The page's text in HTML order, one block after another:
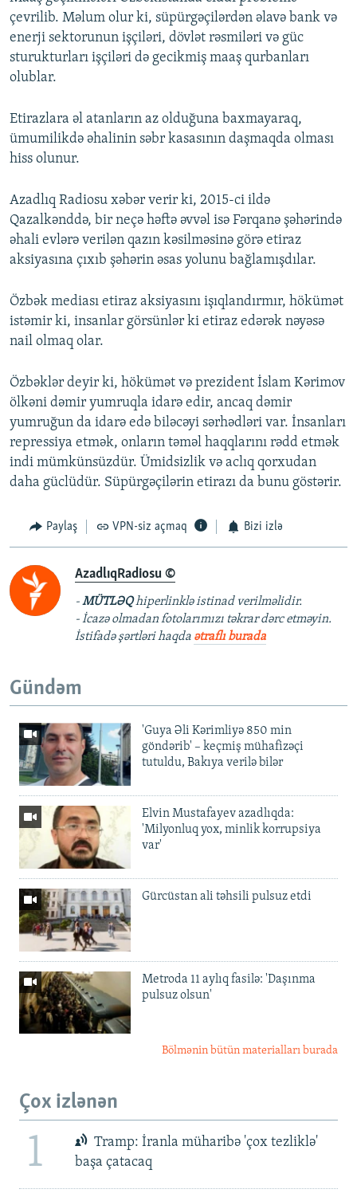
çevrilib. Məlum olur ki, süpürgəçilərdən əlavə bank və
enerji sektorunun işçiləri, dövlət rəsmiləri və güc
sturukturları işçiləri də gecikmiş maaş qurbanları
olublar.
Etirazlara əl atanların az olduğuna baxmayaraq,
ümumilikdə əhalinin səbr kasasının daşmaqda olması
hiss olunur.
Azadlıq Radiosu xəbər verir ki, 2015-ci ildə
Qazalkənddə, bir neçə həftə əvvəl isə Fərqanə şəhərində
əhali evlərə verilən qazın kəsilməsinə görə etiraz
aksiyasına çıxıb şəhərin əsas yolunu bağlamışdılar.
Özbək mediası etiraz aksiyasını işıqlandırmır, hökümət
istəmir ki, insanlar görsünlər ki etiraz edərək nəyəsə
nail olmaq olar.
Özbəklər deyir ki, hökümət və prezident İslam Kərimov
ölkəni dəmir yumruqla idarə edir, ancaq dəmir
yumruğun da idarə edə biləcəyi sərhədləri var. İnsanları
repressiya etmək, onların təməl haqqlarını rədd etmək
indi mümkünsüzdür. Ümidsizlik və aclıq qorxudan
daha güclüdür. Süpürgəçilərin etirazı da bunu göstərir.
Paylaş VPN-siz açmaq Bizi izlə
AzadlıqRadiosu ©
-MÜTLƏQhiperlinklə istinad verilməlidir.
- İcazə olmadan fotolarımızı təkrar dərc etməyin.
İstifadə şərtləri haqda ətraflı burada
Gündəm
'Guya Əli Kərimliyə 850 min
göndərib' – keçmiş mühafizəçi
tutuldu, Bakıya verilə bilər
Elvin Mustafayev azadlıqda:
'Milyonluq yox, minlik korrupsiya
var'
Gürcüstan ali təhsili pulsuz etdi
Metroda 11 aylıq fasilə: 'Daşınma
pulsuz olsun'
Bölmənin bütün materialları burada
Çox izlənən
1
Tramp: İranla müharibə 'çox tezliklə'
başa çatacaq